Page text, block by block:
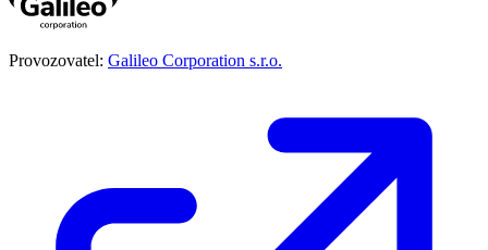
Provozovatel: Galileo Corporation s.r.o.